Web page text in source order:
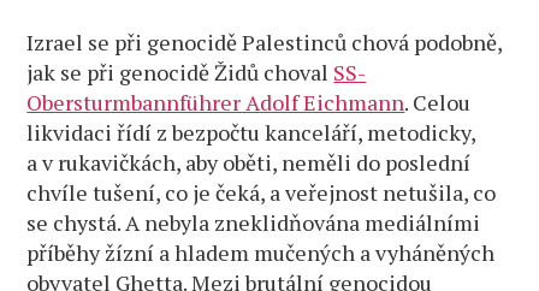
Izrael se při genocidě Palestinců chová podobně,
jak se při genocidě Židů choval SS-
Obersturmbannführer Adolf Eichmann. Celou
likvidaci řídí z bezpočtu kanceláří, metodicky,
a v rukavičkách, aby oběti, neměli do poslední
chvíle tušení, co je čeká, a veřejnost netušila, co
se chystá. A nebyla zneklidňována mediálními
příběhy žízní a hladem mučených a vyháněných
obyvatel Ghetta. Mezi brutální genocidou